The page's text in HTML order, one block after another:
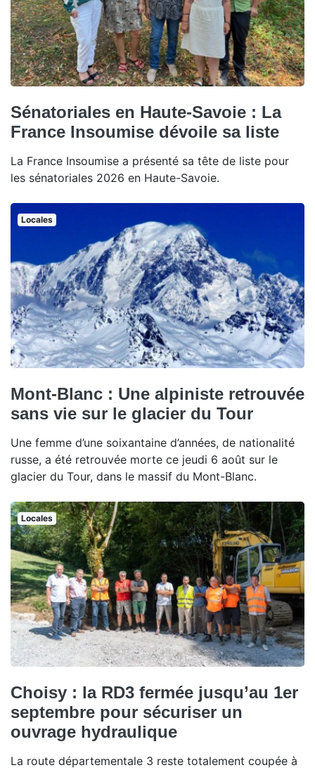
Sénatoriales en Haute-Savoie : La
France Insoumise dévoile sa liste
La France Insoumise a présenté sa tête de liste pour
les sénatoriales 2026 en Haute-Savoie.
Locales
Mont-Blanc : Une alpiniste retrouvée
sans vie sur le glacier du Tour
Une femme d’une soixantaine d’années, de nationalité
russe, a été retrouvée morte ce jeudi 6 août sur le
glacier du Tour, dans le massif du Mont-Blanc.
Locales
Choisy : la RD3 fermée jusqu’au 1er
septembre pour sécuriser un
ouvrage hydraulique
La route départementale 3 reste totalement coupée à